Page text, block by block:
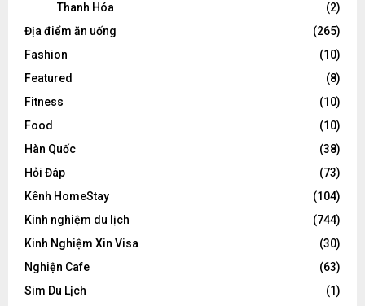
Thanh Hóa
(2)
Địa điểm ăn uống
(265)
Fashion
(10)
Featured
(8)
Fitness
(10)
Food
(10)
Hàn Quốc
(38)
Hỏi Đáp
(73)
Kênh HomeStay
(104)
Kinh nghiệm du lịch
(744)
Kinh Nghiệm Xin Visa
(30)
Nghiện Cafe
(63)
Sim Du Lịch
(1)